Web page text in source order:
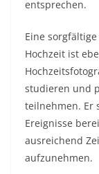
entsprechen.
Eine
Hochzeit ist
studieren und
teilnehmen. Er
Ereignisse
ausreichend
aufzunehmen.